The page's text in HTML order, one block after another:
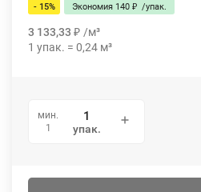
- 15% Экономия 140 ₽ /упак.
3 133,33 ₽ /м³
1 упак. = 0,24 м³
мин.
1
упак.